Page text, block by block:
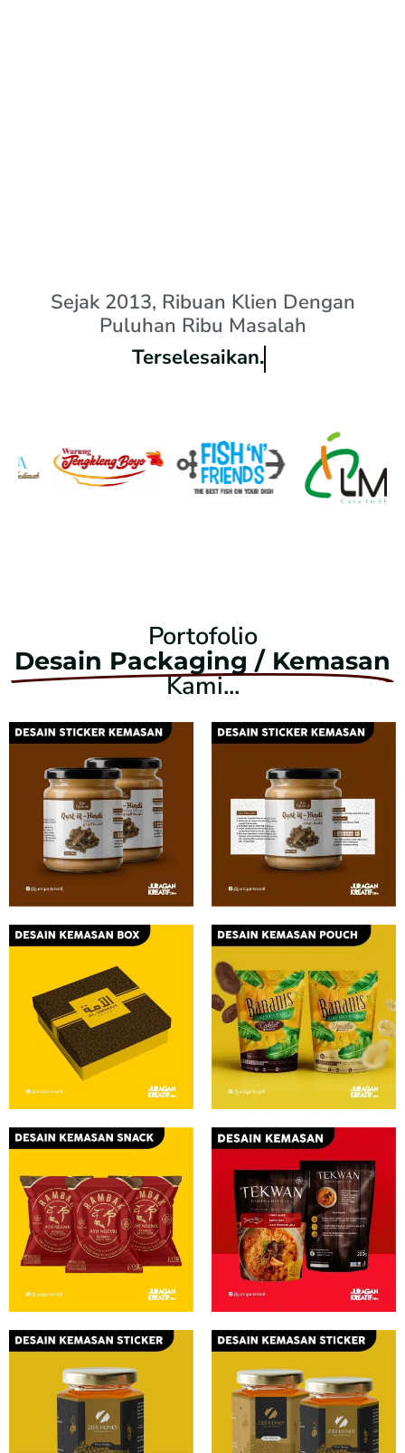
Sejak 2013, Ribuan Klien Dengan
Puluhan Ribu Masalah
Puas.
Portofolio
Desain Packaging / Kemasan
Kami...